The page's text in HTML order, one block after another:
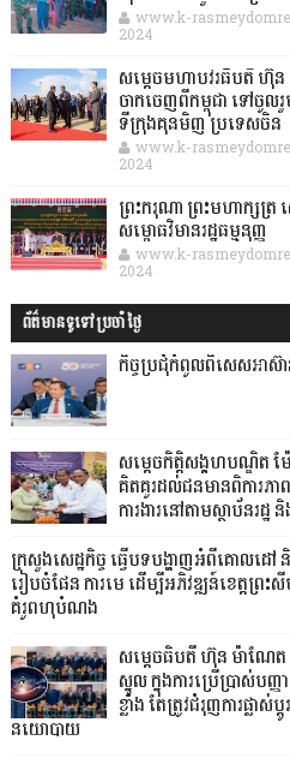
www.k-
2024
សម្តេចមហាបវរធិបតី ហ៊ុ
ចាកចេញពីកម្ពុជា ទៅចូល
ទីក្រុងគុនមិញ ប្រទេសចិន
www.k-
2024
ព្រះករុណា ព្រះមហាក្សត្រ
សម្ពោធវិមានរដ្ឋធម្មនុញ្ញ
www.k-
2024
ព័ត៌មានទូទៅប្រចាំថ្ងៃ
កិច្ចប្រជុំកំពូលពិសេសអាស៊ាន
សម្តេចកិត្តិសង្គហបណ្ឌិត ម៉
គិតគូរដល់ជនមានពិការភ
ការងារនៅតាមស្ថាប័នរដ្ឋ
ក្រសួងសេដ្ឋកិច្ច ធ្វើបទបង្ហាញអំពីគោលដៅ
រៀបចំផែន ការមេ ដើម្បីអភិវឌ្ឍន៍ខេត្តព្រ
គំរូពហុបំណង
សម្តេចធិបតី ហ៊ុន ម៉ាណែត
ស្នូល ក្នុងការប្រើប្រាស់បញ្
ខ្លាំង តែត្រូវជំរុញការផ្ល
នយោបាយ